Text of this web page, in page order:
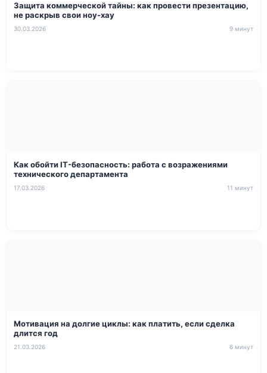
Защита коммерческой тайны: как провести презентацию,
не раскрыв свои ноу-хау
30.03.2026 9 минут
Как обойти IT-безопасность: работа с возражениями
технического департамента
17.03.2026 11 минут
Мотивация на долгие циклы: как платить, если сделка
длится год
21.03.2026 6 минут